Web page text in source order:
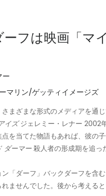
フは映画「マ
マリン/ゲッティイメージズ
まざまな形式のメディアを通
イズジェレミー・レナー 2002
を当てた物語もあれば、彼の
ダーマー 殺人者の形成期を追っ
「ダーフ」バックダーフを含
ませんでした。後から考える